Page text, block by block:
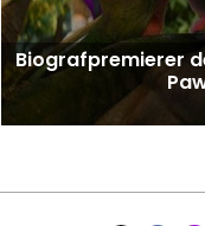
Biografpremierer